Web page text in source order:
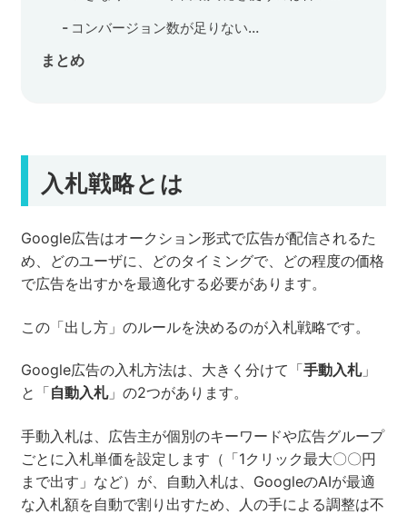
コンバージョン数が足りない…
まとめ
入札戦略とは
Google広告はオークション形式で広告が配信されるた
め、どのユーザに、どのタイミングで、どの程度の価格
で広告を出すかを最適化する必要があります。
この「出し方」のルールを決めるのが入札戦略です。
Google広告の入札方法は、大きく分けて「手動入札」
と「自動入札」の2つがあります。
手動入札は、広告主が個別のキーワードや広告グループ
ごとに入札単価を設定します（「1クリック最大〇〇円
まで出す」など）が、自動入札は、GoogleのAIが最適
な入札額を自動で割り出すため、人の手による調整は不